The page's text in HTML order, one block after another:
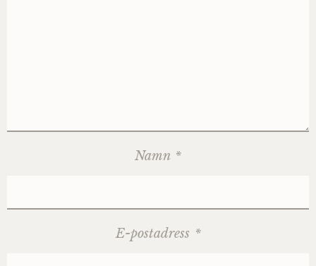
Namn *
E-postadress *